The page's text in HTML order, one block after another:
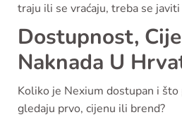
traju ili se vraćaju, treba se
Dostupnost,
Naknada U
Koliko je Nexium dostupan i što
gledaju prvo, cijenu ili brend?